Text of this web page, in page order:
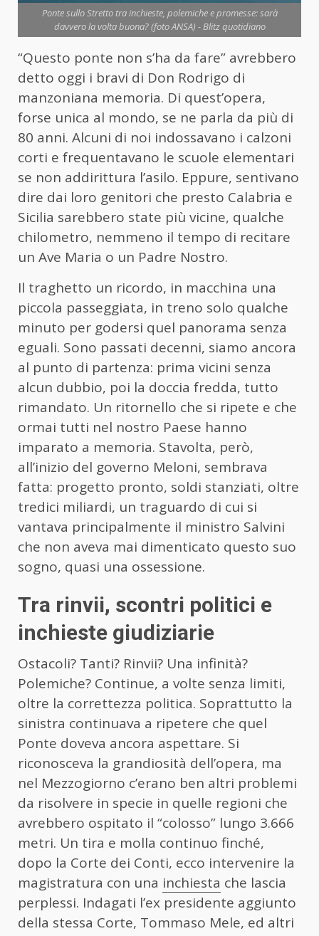
Ponte sullo Stretto tra inchieste, polemiche e promesse: sarà
davvero la volta buona? (foto ANSA) - Blitz quotidiano
“Questo ponte non s’ha da fare” avrebbero
detto oggi i bravi di Don Rodrigo di
manzoniana memoria. Di quest’opera,
forse unica al mondo, se ne parla da più di
80 anni. Alcuni di noi indossavano i calzoni
corti e frequentavano le scuole elementari
se non addirittura l’asilo. Eppure, sentivano
dire dai loro genitori che presto Calabria e
Sicilia sarebbero state più vicine, qualche
chilometro, nemmeno il tempo di recitare
un Ave Maria o un Padre Nostro.
Il traghetto un ricordo, in macchina una
piccola passeggiata, in treno solo qualche
minuto per godersi quel panorama senza
eguali. Sono passati decenni, siamo ancora
al punto di partenza: prima vicini senza
alcun dubbio, poi la doccia fredda, tutto
rimandato. Un ritornello che si ripete e che
ormai tutti nel nostro Paese hanno
imparato a memoria. Stavolta, però,
all’inizio del governo Meloni, sembrava
fatta: progetto pronto, soldi stanziati, oltre
tredici miliardi, un traguardo di cui si
vantava principalmente il ministro Salvini
che non aveva mai dimenticato questo suo
sogno, quasi una ossessione.
Tra rinvii, scontri politici e
inchieste giudiziarie
Ostacoli? Tanti? Rinvii? Una infinità?
Polemiche? Continue, a volte senza limiti,
oltre la correttezza politica. Soprattutto la
sinistra continuava a ripetere che quel
Ponte doveva ancora aspettare. Si
riconosceva la grandiosità dell’opera, ma
nel Mezzogiorno c’erano ben altri problemi
da risolvere in specie in quelle regioni che
avrebbero ospitato il “colosso” lungo 3.666
metri. Un tira e molla continuo finché,
dopo la Corte dei Conti, ecco intervenire la
magistratura con una inchiesta che lascia
perplessi. Indagati l’ex presidente aggiunto
della stessa Corte, Tommaso Mele, ed altri